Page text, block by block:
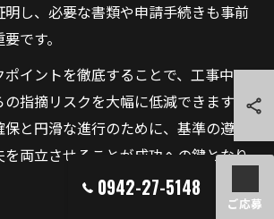
し、必要な書類や申請手続きも事前
です。
ポイントを徹底することで、工事中の
指摘リスクを大幅に低減できます。
と円滑な進行のために、基準の遵守
を両立させることが成功への鍵となり
0942-27-5148
ご応募